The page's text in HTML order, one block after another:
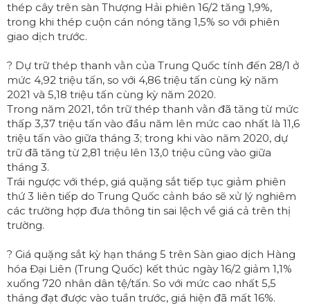
thép cây trên sàn Thượng Hải phiên 16/2 tăng 1,9%,
trong khi thép cuộn cán nóng tăng 1,5% so với phiên
giao dịch trước.
? Dự trữ thép thanh vằn của Trung Quốc tính đến 28/1 ở
mức 4,92 triệu tấn, so với 4,86 triệu tấn cùng kỳ năm
2021 và 5,18 triệu tấn cùng kỳ năm 2020.
Trong năm 2021, tồn trữ thép thanh vằn đã tăng từ mức
thấp 3,37 triệu tấn vào đầu năm lên mức cao nhất là 11,6
triệu tấn vào giữa tháng 3; trong khi vào năm 2020, dự
trữ đã tăng từ 2,81 triệu lên 13,0 triệu cũng vào giữa
tháng 3.
Trái ngược với thép, giá quặng sắt tiếp tục giảm phiên
thứ 3 liên tiếp do Trung Quốc cảnh báo sẽ xử lý nghiêm
các trường hợp đưa thông tin sai lệch về giá cả trên thị
trường.
? Giá quặng sắt kỳ hạn tháng 5 trên Sàn giao dịch Hàng
hóa Đại Liên (Trung Quốc) kết thúc ngày 16/2 giảm 1,1%
xuống 720 nhân dân tệ/tấn. So với mức cao nhất 5,5
tháng đạt được vào tuần trước, giá hiện đã mất 16%.